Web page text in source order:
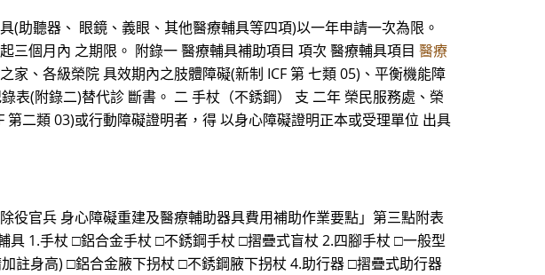
助聽器、 眼鏡、義眼、其他醫療輔具等四項)以一年申請一次為限。
個月內 之期限。 附錄一 醫療輔具補助項目 項次 醫療輔具項目 醫療
、各級榮院 具效期內之肢體障礙(新制 ICF 第 七類 05)、平衡機能障
表(附錄二)替代診 斷書。 二 手杖（不銹鋼） 支 二年 榮民服務處、榮
二類 03)或行動障礙證明者，得 以身心障礙證明正本或受理單位 出具
役官兵 身心障礙重建及醫療輔助器具費用補助作業要點」第三點附表
1.手杖 □鋁合金手杖 □不銹鋼手杖 □摺疊式盲杖 2.四腳手杖 □一般型
註身高) □鋁合金腋下拐杖 □不銹鋼腋下拐杖 4.助行器 □摺疊式助行器